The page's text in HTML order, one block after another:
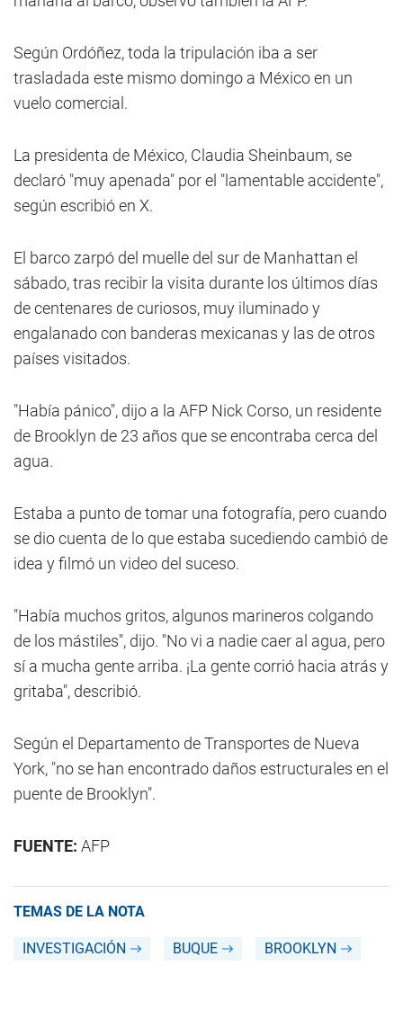
Según Ordóñez, toda la tripulación iba a ser
trasladada este mismo domingo a México en un
vuelo comercial.
La presidenta de México, Claudia Sheinbaum, se
declaró "muy apenada" por el "lamentable accidente",
según escribió en X.
El barco zarpó del muelle del sur de Manhattan el
sábado, tras recibir la visita durante los últimos días
de centenares de curiosos, muy iluminado y
engalanado con banderas mexicanas y las de otros
países visitados.
"Había pánico", dijo a la AFP Nick Corso, un residente
de Brooklyn de 23 años que se encontraba cerca del
agua.
Estaba a punto de tomar una fotografía, pero cuando
se dio cuenta de lo que estaba sucediendo cambió de
idea y filmó un video del suceso.
"Había muchos gritos, algunos marineros colgando
de los mástiles", dijo. "No vi a nadie caer al agua, pero
sí a mucha gente arriba. ¡La gente corrió hacia atrás y
gritaba", describió.
Según el Departamento de Transportes de Nueva
York, "no se han encontrado daños estructurales en el
puente de Brooklyn".
FUENTE: AFP
TEMAS DE LA NOTA
INVESTIGACIÓN BUQUE BROOKLYN